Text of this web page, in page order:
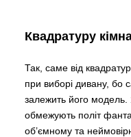
Квадратуру
Так, саме від
при виборі дивану, бо
залежить його модель.
обмежують політ
об’ємному та